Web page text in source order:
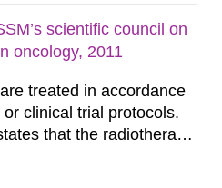
radiotherapy
lower as compared to
scientific council on
oncology, 2011
treated in accordance
clinical trial protocols.
that the radiotherapy
such as surgery